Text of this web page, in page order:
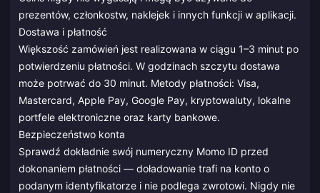
prezentów, członkostw, naklejek i innych funkcji w aplikacji.
Dostawa i płatność
Większość zamówień jest realizowana w ciągu 1–3 minut po
potwierdzeniu płatności. W godzinach szczytu dostawa
może potrwać do 30 minut. Metody płatności: Visa,
Mastercard, Apple Pay, Google Pay, kryptowaluty, lokalne
portfele elektroniczne oraz karty bankowe.
Bezpieczeństwo konta
Sprawdź dokładnie swój numeryczny Momo ID przed
dokonaniem płatności — doładowanie trafi na konto o
podanym identyfikatorze i nie podlega zwrotowi. Nigdy nie